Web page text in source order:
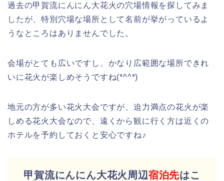
過去の甲賀流にんにん大花火の穴場情報を探してみま
したが、特別穴場な場所として名前が挙がっているよ
うなところはありませんでした。
会場がとても広いですし、かなり広範囲な場所できれ
いに花火が楽しめそうですね(*^^*)
地元の方が多い花火大会ですが、迫力満点の花火が楽
しめる花火大会なので、遠くから観に行く方は近くの
ホテルを予約しておくと安心ですね♪
甲賀流にんにん大花火周辺宿泊先はこ